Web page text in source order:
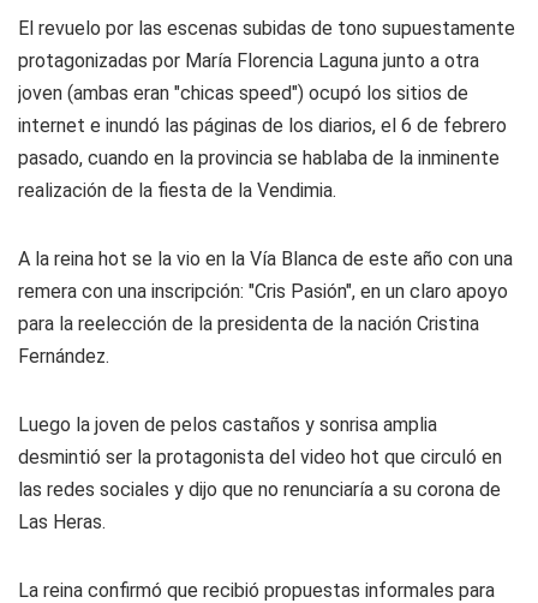
El revuelo por las escenas subidas de tono supuestamente
protagonizadas por María Florencia Laguna junto a otra
joven (ambas eran "chicas speed") ocupó los sitios de
internet e inundó las páginas de los diarios, el 6 de febrero
pasado, cuando en la provincia se hablaba de la inminente
realización de la fiesta de la Vendimia.
A la reina hot se la vio en la Vía Blanca de este año con una
remera con una inscripción: "Cris Pasión", en un claro apoyo
para la reelección de la presidenta de la nación Cristina
Fernández.
Luego la joven de pelos castaños y sonrisa amplia
desmintió ser la protagonista del video hot que circuló en
las redes sociales y dijo que no renunciaría a su corona de
Las Heras.
La reina confirmó que recibió propuestas informales para